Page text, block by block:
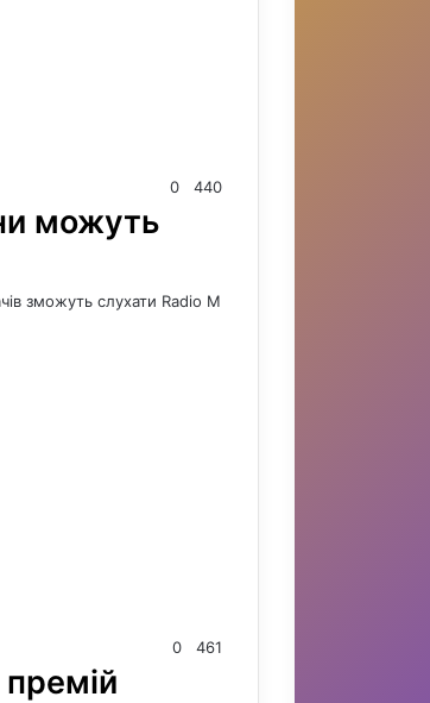
0 440
можуть
зможуть слухати Radio M
0 461